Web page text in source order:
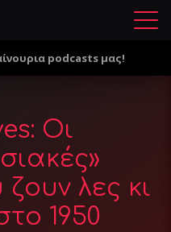
Μ
ο
podcasts μας!
Οι
λες κι
1950